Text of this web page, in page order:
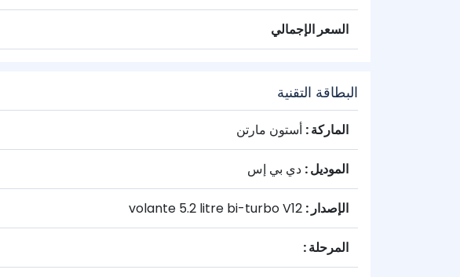
السعر الإجمالي
البطاقة التقنية
الماركة : أستون مارتن
الموديل : دي بي إس
الإصدار :
المرحلة :